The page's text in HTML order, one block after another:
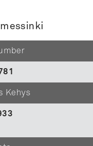
Kehys